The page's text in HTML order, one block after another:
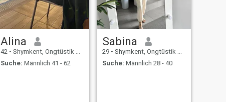
Alina
42 • Shymkent, Ongtüstik Qazaqstan, Kasachstan
Suche: Männlich 41 - 62
Sabina
29 • Shymkent, Ongtüstik Qazaqstan, Kasachstan
Suche: Männlich 28 - 40